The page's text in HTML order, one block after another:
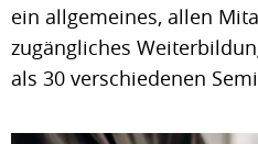
ein allgemeines, allen
zugängliches
als 30 verschiedenen